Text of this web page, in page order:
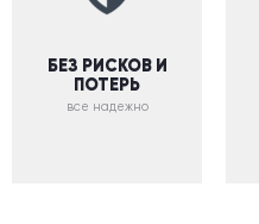
БЕЗ РИСКОВ И
ПОТЕРЬ
все надежно